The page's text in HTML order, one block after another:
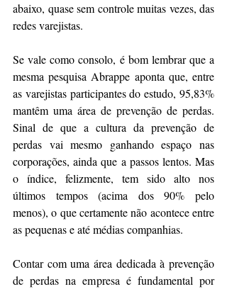
abaixo, quase sem controle muitas vezes, das
redes varejistas.
Se vale como consolo, é bom lembrar que a
mesma pesquisa Abrappe aponta que, entre
as varejistas participantes do estudo, 95,83%
mantêm uma área de prevenção de perdas.
Sinal de que a cultura da prevenção de
perdas vai mesmo ganhando espaço nas
corporações, ainda que a passos lentos. Mas
o índice, felizmente, tem sido alto nos
últimos tempos (acima dos 90% pelo
menos), o que certamente não acontece entre
as pequenas e até médias companhias.
Contar com uma área dedicada à prevenção
de perdas na empresa é fundamental por